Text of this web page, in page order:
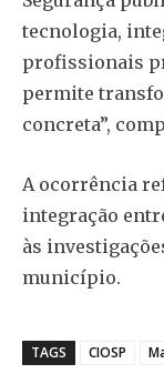
tecnologia,
profissionais
permite
concreta”,
A ocorrência
integração
às
município.
TAGS CIOSP